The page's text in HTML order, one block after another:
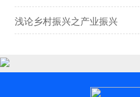
浅论乡村振兴之产业振兴